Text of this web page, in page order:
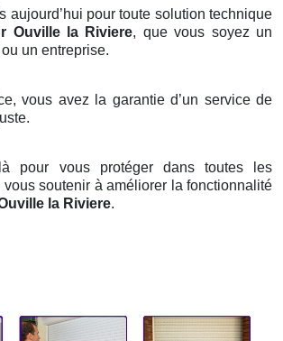
aujourd’hui pour toute solution technique
Ouville la Riviere, que vous soyez un
un entreprise.
vous avez la garantie d’un service de
pour vous protéger dans toutes les
soutenir à améliorer la fonctionnalité
la Riviere.